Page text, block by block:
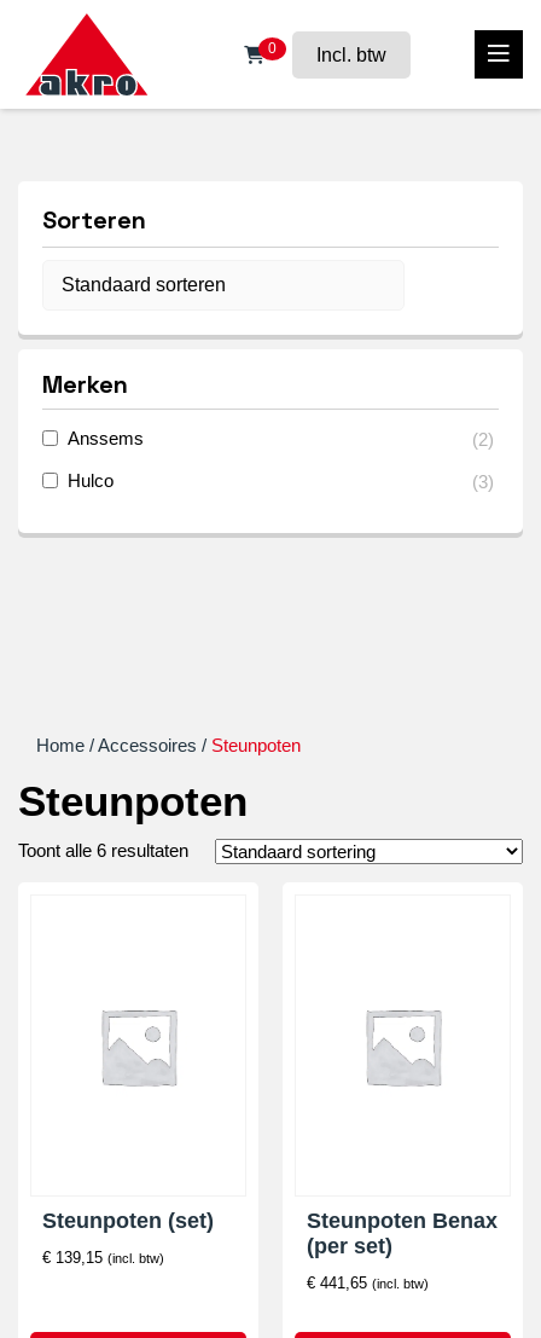
0 Incl. btw
Sorteren
Merken
Anssems (2)
Hulco (3)
Home /Accessoires / Steunpoten
Steunpoten
Toont alle 6 resultaten
Steunpoten (set)
€ 139,15 (incl. btw)
Steunpoten Benax
(per set)
€ 441,65 (incl. btw)